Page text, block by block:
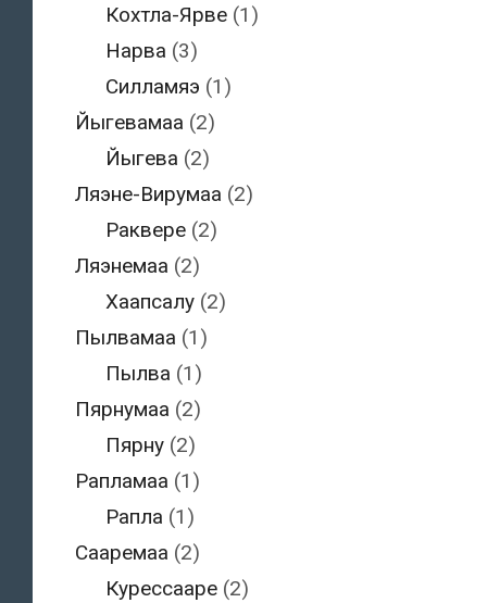
Кохтла-Ярве (1)
Нарва (3)
Силламяэ (1)
Йыгевамаа (2)
Йыгева (2)
Ляэне-Вирумаа (2)
Раквере (2)
Ляэнемаа (2)
Хаапсалу (2)
Пылвамаа (1)
Пылва (1)
Пярнумаа (2)
Пярну (2)
Рапламаа (1)
Рапла (1)
Сааремаа (2)
Курессааре (2)